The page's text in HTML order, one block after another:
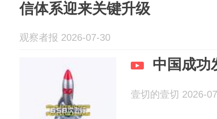
信体系迎来关键升级
观察者报 2026-07-30
中国成功
壹切的壹切 2026-